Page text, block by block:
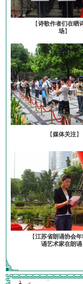
【诗歌作者们在晒
场】
【媒体关注】
【江苏省朗诵协会年
诵艺术家在朗诵